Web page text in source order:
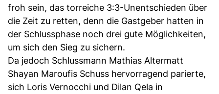
froh sein, das torreiche 3:3-Unentschieden über
die Zeit zu retten, denn die Gastgeber hatten in
der Schlussphase noch drei gute Möglichkeiten,
um sich den Sieg zu sichern.
Da jedoch Schlussmann Mathias Altermatt
Shayan Maroufis Schuss hervorragend parierte,
sich Loris Vernocchi und Dilan Qela in